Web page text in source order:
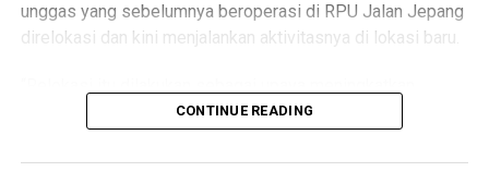
unggas yang sebelumnya beroperasi di RPU Jalan Jepang
direlokasi dan kini menjalankan aktivitasnya di lokasi baru.
kualitas pelayanan sekaligus menghadirkan fasilitas
lingkungan,” katanya Kamis (6/8/2026).
CONTINUE READING